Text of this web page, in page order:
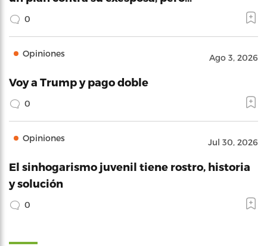
0
Opiniones Ago 3, 2026
Voy a Trump y pago doble
0
Opiniones Jul 30, 2026
El sinhogarismo juvenil tiene rostro, historia
y solución
0